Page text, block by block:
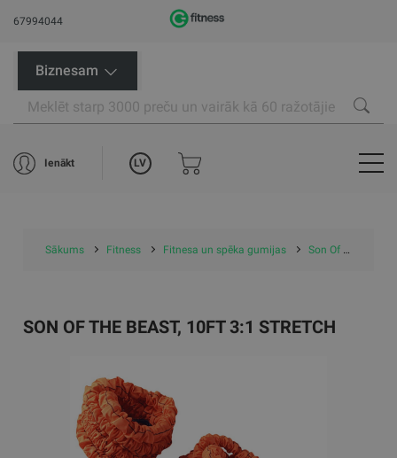
67994044
Biznesam
Ienākt LV
Sākums Fitness Fitnesa un spēka gumijas Son Of The Beast, 10ft 3:1 Stretch
SON OF THE BEAST, 10FT 3:1 STRETCH